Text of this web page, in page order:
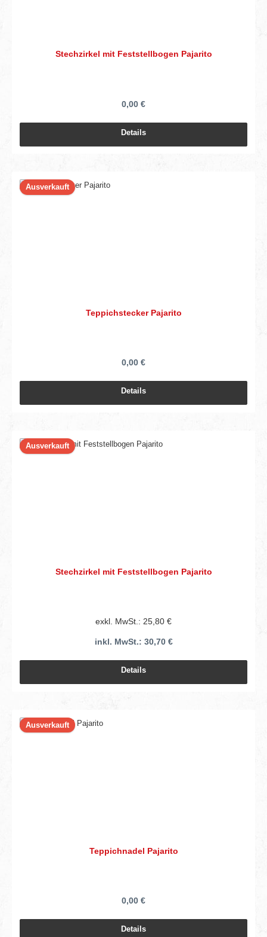
Stechzirkel mit Feststellbogen Pajarito
0,00 €
Details
Ausverkauft
Teppichstecker Pajarito
0,00 €
Details
Ausverkauft
Stechzirkel mit Feststellbogen Pajarito
exkl. MwSt.: 25,80 €
inkl. MwSt.: 30,70 €
Details
Ausverkauft
Teppichnadel Pajarito
0,00 €
Details